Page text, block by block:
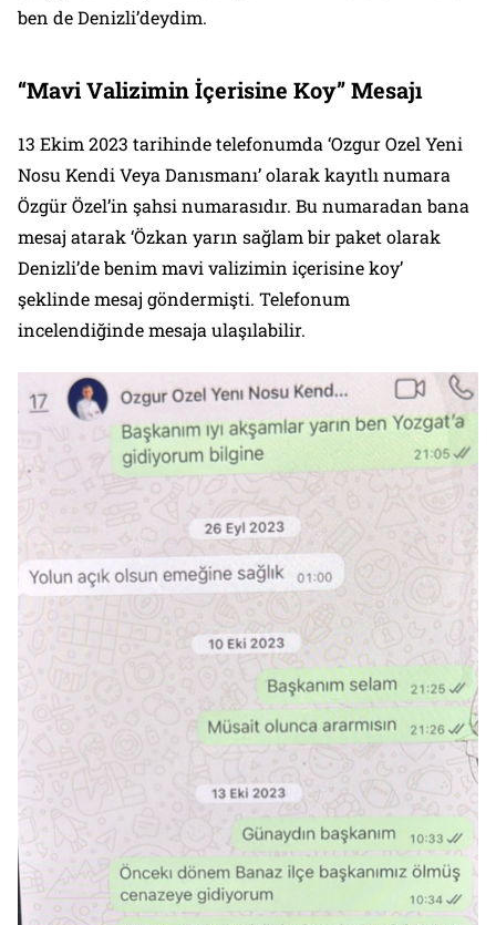
ben de Denizli’deydim.
“Mavi Valizimin İçerisine Koy” Mesajı
13 Ekim 2023 tarihinde telefonumda ‘Ozgur Ozel Yeni
Nosu Kendi Veya Danısmanı’ olarak kayıtlı numara
Özgür Özel’in şahsi numarasıdır. Bu numaradan bana
mesaj atarak ‘Özkan yarın sağlam bir paket olarak
Denizli’de benim mavi valizimin içerisine koy’
şeklinde mesaj göndermişti. Telefonum
incelendiğinde mesaja ulaşılabilir.